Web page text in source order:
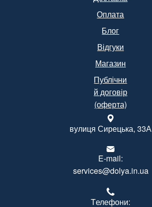
Оплата
Блог
Відгуки
Магазин
Публічни
й договір
(оферта)
вулиця Сирецька, 33А
E-mail:
services@dolya.in.ua
Tелефони: